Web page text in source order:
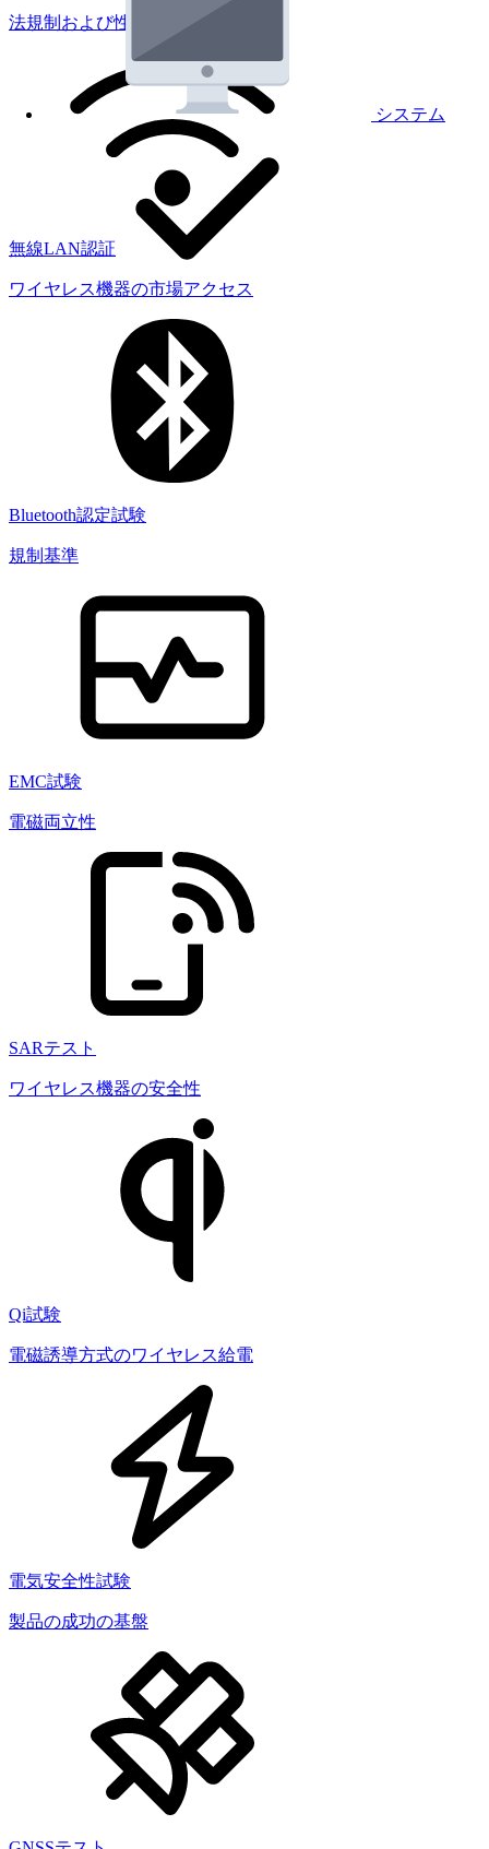
システム
法規制および性能試験
無線LAN認証
ワイヤレス機器の市場アクセス
Bluetooth認定試験
規制基準
EMC試験
電磁両立性
SARテスト
ワイヤレス機器の安全性
Qi試験
電磁誘導方式のワイヤレス給電
電気安全性試験
製品の成功の基盤